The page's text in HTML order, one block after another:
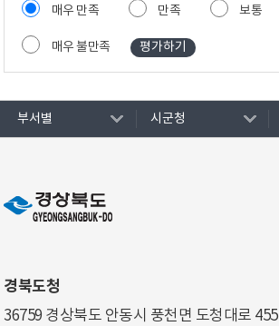
매우 만족 만족 보통
매우 불만족
부서별 시군청
경북도청
36759 경상북도 안동시 풍천면 도청대로 455